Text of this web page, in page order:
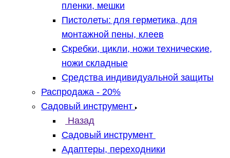
пленки, мешки
Пистолеты: для герметика, для
монтажной пены, клеев
Скребки, цикли, ножи технические,
ножи складные
Средства индивидуальной защиты
Распродажа - 20%
Садовый инструмент
Назад
Садовый инструмент
Адаптеры, переходники